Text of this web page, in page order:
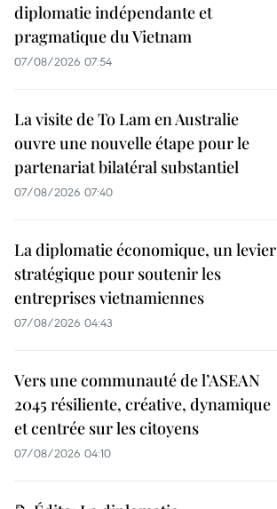
diplomatie indépendante et
pragmatique du Vietnam
07/08/2026 07:54
La visite de To Lam en Australie
ouvre une nouvelle étape pour le
partenariat bilatéral substantiel
07/08/2026 07:40
La diplomatie économique, un levier
stratégique pour soutenir les
entreprises vietnamiennes
07/08/2026 04:43
Vers une communauté de l’ASEAN
2045 résiliente, créative, dynamique
et centrée sur les citoyens
07/08/2026 04:10